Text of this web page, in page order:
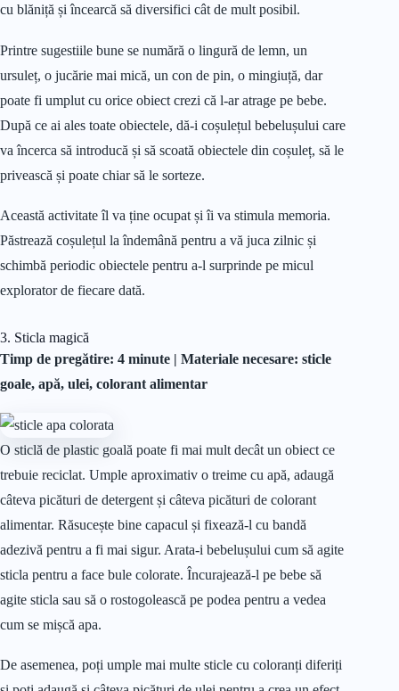
cu blăniță și încearcă să diversifici cât de mult posibil.
Printre sugestiile bune se numără o lingură de lemn, un
ursuleț, o jucărie mai mică, un con de pin, o mingiuță, dar
poate fi umplut cu orice obiect crezi că l-ar atrage pe bebe.
După ce ai ales toate obiectele, dă-i coșulețul bebelușului care
va încerca să introducă și să scoată obiectele din coșuleț, să le
privească și poate chiar să le sorteze.
Această activitate îl va ține ocupat și îi va stimula memoria.
Păstrează coșulețul la îndemână pentru a vă juca zilnic și
schimbă periodic obiectele pentru a-l surprinde pe micul
explorator de fiecare dată.
3. Sticla magică
Timp de pregătire: 4 minute | Materiale necesare: sticle
goale, apă, ulei, colorant alimentar
O sticlă de plastic goală poate fi mai mult decât un obiect ce
trebuie reciclat. Umple aproximativ o treime cu apă, adaugă
câteva picături de detergent și câteva picături de colorant
alimentar. Răsucește bine capacul și fixează-l cu bandă
adezivă pentru a fi mai sigur. Arata-i bebelușului cum să agite
sticla pentru a face bule colorate. Încurajează-l pe bebe să
agite sticla sau să o rostogolească pe podea pentru a vedea
cum se mișcă apa.
De asemenea, poți umple mai multe sticle cu coloranți diferiți